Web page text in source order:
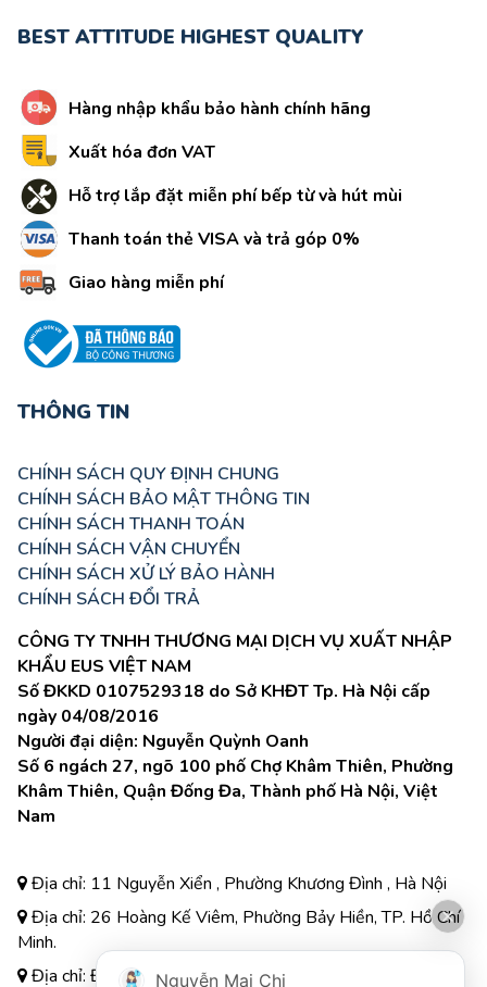
BEST ATTITUDE HIGHEST QUALITY
Hàng nhập khẩu bảo hành chính hãng
Xuất hóa đơn VAT
Hỗ trợ lắp đặt miễn phí bếp từ và hút mùi
Thanh toán thẻ VISA và trả góp 0%
Giao hàng miễn phí
THÔNG TIN
CHÍNH SÁCH QUY ĐỊNH CHUNG
CHÍNH SÁCH BẢO MẬT THÔNG TIN
CHÍNH SÁCH THANH TOÁN
CHÍNH SÁCH VẬN CHUYỂN
CHÍNH SÁCH XỬ LÝ BẢO HÀNH
CHÍNH SÁCH ĐỔI TRẢ
CÔNG TY TNHH THƯƠNG MẠI DỊCH VỤ XUẤT NHẬP
KHẨU EUS VIỆT NAM
Số ĐKKD 0107529318 do Sở KHĐT Tp. Hà Nội cấp
ngày 04/08/2016
Người đại diện: Nguyễn Quỳnh Oanh
Số 6 ngách 27, ngõ 100 phố Chợ Khâm Thiên, Phường
Khâm Thiên, Quận Đống Đa, Thành phố Hà Nội, Việt
Nam
Địa chỉ: 11 Nguyễn Xiển , Phường Khương Đình , Hà Nội
Địa chỉ: 26 Hoàng Kế Viêm, Phường Bảy Hiền, TP. Hồ Chí
Minh.
Địa chỉ: Đường A3, Tiểu khu đô thị số 17, Phường Pom
Nguyễn Mai Chi